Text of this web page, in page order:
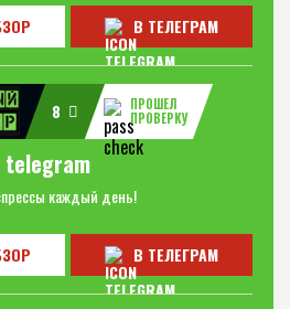
В ТЕЛЕГРАМ
8
ПРОШЕЛ
ПРОВЕРКУ
каждый день!
В ТЕЛЕГРАМ